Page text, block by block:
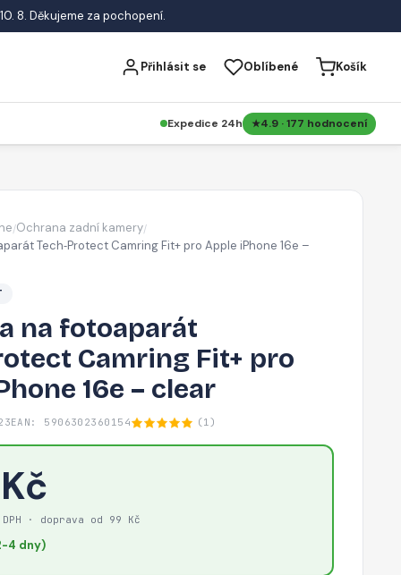
8. Děkujeme za pochopení.
Přihlásit se Oblíbené Košík
Expedice 24h 4.9 · 177 hodnocení
/Ochrana zadní kamery/
Tech‑Protect Camring Fit+ pro Apple iPhone 16e –
na fotoaparát
Camring Fit+ pro
16e – clear
EAN: 5906302360154 (1)
· doprava od 99 Kč
4 dny)